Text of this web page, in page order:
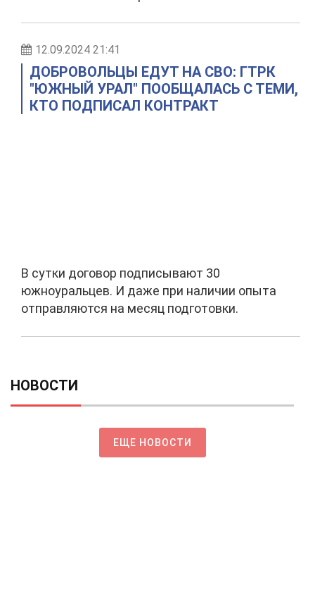
12.09.2024 21:41
ДОБРОВОЛЬЦЫ ЕДУТ НА СВО: ГТРК
"ЮЖНЫЙ УРАЛ" ПООБЩАЛАСЬ С ТЕМИ,
КТО ПОДПИСАЛ КОНТРАКТ
В сутки договор подписывают 30
южноуральцев. И даже при наличии опыта
отправляются на месяц подготовки.
НОВОСТИ
ЕЩЕ НОВОСТИ